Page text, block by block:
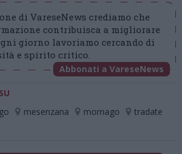
di VareseNews crediamo che
contribuisca a migliorare
giorno lavoriamo cercando di
e spirito critico.
Abbonati a VareseNews
mesenzana mornago
tradate